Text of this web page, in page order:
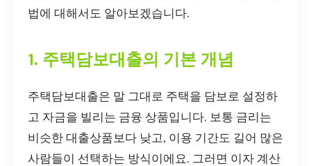
법에 대해서도 알아보겠습니다.
1. 주택담보대출의 기본 개념
주택담보대출은 말 그대로 주택을 담보로 설정하
고 자금을 빌리는 금융 상품입니다. 보통 금리는
비슷한 대출상품보다 낮고, 이용 기간도 길어 많은
사람들이 선택하는 방식이에요. 그러면 이자 계산